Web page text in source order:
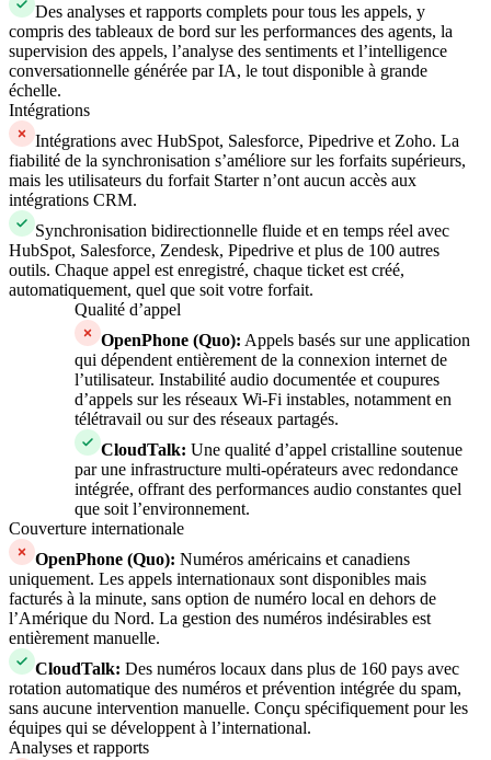
Des analyses et rapports complets pour tous les appels, y
compris des tableaux de bord sur les performances des agents, la
supervision des appels, l’analyse des sentiments et l’intelligence
conversationnelle générée par IA, le tout disponible à grande
échelle.
Intégrations
Intégrations avec HubSpot, Salesforce, Pipedrive et Zoho. La
fiabilité de la synchronisation s’améliore sur les forfaits supérieurs,
mais les utilisateurs du forfait Starter n’ont aucun accès aux
intégrations CRM.
Synchronisation bidirectionnelle fluide et en temps réel avec
HubSpot, Salesforce, Zendesk, Pipedrive et plus de 100 autres
outils. Chaque appel est enregistré, chaque ticket est créé,
automatiquement, quel que soit votre forfait.
Qualité d’appel
OpenPhone (Quo): Appels basés sur une application
qui dépendent entièrement de la connexion internet de
l’utilisateur. Instabilité audio documentée et coupures
d’appels sur les réseaux Wi-Fi instables, notamment en
télétravail ou sur des réseaux partagés.
CloudTalk: Une qualité d’appel cristalline soutenue
par une infrastructure multi-opérateurs avec redondance
intégrée, offrant des performances audio constantes quel
que soit l’environnement.
Couverture internationale
OpenPhone (Quo): Numéros américains et canadiens
uniquement. Les appels internationaux sont disponibles mais
facturés à la minute, sans option de numéro local en dehors de
l’Amérique du Nord. La gestion des numéros indésirables est
entièrement manuelle.
CloudTalk: Des numéros locaux dans plus de 160 pays avec
rotation automatique des numéros et prévention intégrée du spam,
sans aucune intervention manuelle. Conçu spécifiquement pour les
équipes qui se développent à l’international.
Analyses et rapports